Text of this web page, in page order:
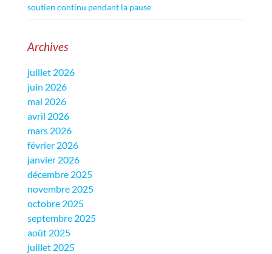
soutien continu pendant la pause
Archives
juillet 2026
juin 2026
mai 2026
avril 2026
mars 2026
février 2026
janvier 2026
décembre 2025
novembre 2025
octobre 2025
septembre 2025
août 2025
juillet 2025